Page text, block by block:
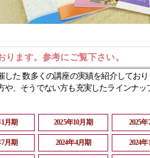
ります。参考にご覧下さい。
した 数多くの講座の実績を紹介してお
や、そうでない方も充実したラインナッ
1月期 2025年10月期 2025
7月期 2024年4月期 2024